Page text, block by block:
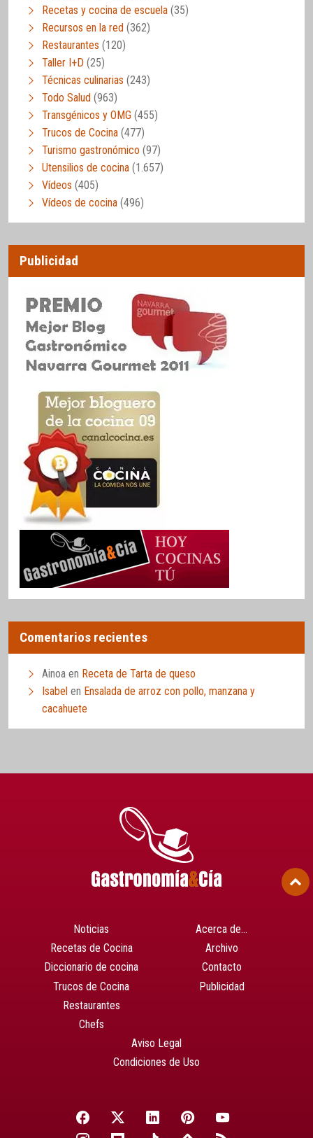
Recetas y cocina de escuela (35)
Recursos en la red (362)
Restaurantes (120)
Taller I+D (25)
Técnicas culinarias (243)
Todo Salud (963)
Transgénicos y OMG (455)
Trucos de Cocina (477)
Turismo gastronómico (97)
Utensilios de cocina (1.657)
Vídeos (405)
Vídeos de cocina (496)
Publicidad
Comentarios recientes
Ainoa en Receta de Tarta de queso
Isabel en Ensalada de arroz con pollo, manzana y
cacahuete
Noticias
Recetas de Cocina
Diccionario de cocina
Trucos de Cocina
Restaurantes
Chefs
Acerca de…
Archivo
Contacto
Publicidad
Aviso Legal
Condiciones de Uso